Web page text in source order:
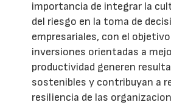
importancia de integrar la
del riesgo en la toma de
empresariales, con el objetivo
inversiones orientadas a
productividad generen
sostenibles y contribuyan a
resiliencia de las